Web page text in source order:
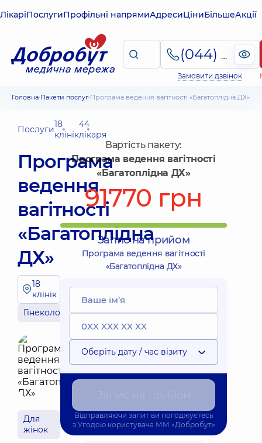
ЛікаріПослугиПрофільні напрямиАдресиЦіниБільшеАкції
(044) 495-2-888
Замовити дзвінок
Головна Пакети послуг Програма ведення вагітності «Багатоплідна ДХ»
Послуги18
клінік
44
лікаря
Програма
ведення
вагітності
«Багатоплідна
ДХ»
18
клінік
Гінекологія
Для
жінок
Вартість пакету:
Програма ведення вагітності
«Багатоплідна ДХ»
91770 грн
Запис на прийом
Програма ведення вагітності
«Багатоплідна ДХ»
Оберіть дату / час візиту
Відправляючи запит ви погоджуєтесь
з Угодою користувача ММ «Добробут»